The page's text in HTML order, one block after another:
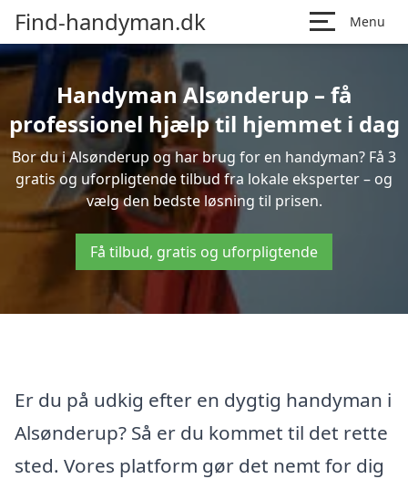
Find-handyman.dk Menu
Handyman Alsønderup – få
professionel hjælp til hjemmet i dag
Bor du i Alsønderup og har brug for en handyman? Få 3
gratis og uforpligtende tilbud fra lokale eksperter – og
vælg den bedste løsning til prisen.
Få tilbud, gratis og uforpligtende
Er du på udkig efter en dygtig handyman i
Alsønderup? Så er du kommet til det rette
sted. Vores platform gør det nemt for dig